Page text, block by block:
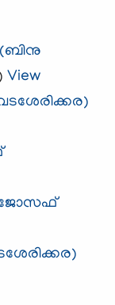
View
ജോസഫ്‌